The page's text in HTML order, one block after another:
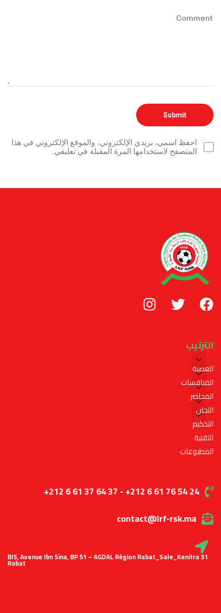
احفظ اسمي، بريدي الإلكتروني، والموقع الإلكتروني في هذا
المتصفح لاستخدامها المرة المقبلة في تعليقي.
الترتيب
العصبة
المنافسات
المحاضر
اللجان
التحكيم
التقنية
المطبوعات
+212 6 61 37 64 37 - +212 6 61 76 54 24
contact@lrf-rsk.ma
51 BIS, Avenue Ibn Sina, BP 51 – AGDAL Région Rabat_Sale_Kenitra
Rabat